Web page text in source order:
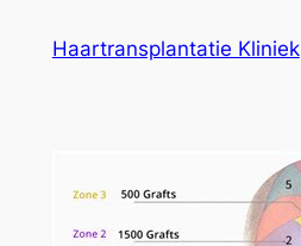
Haartransplantatie Kliniek